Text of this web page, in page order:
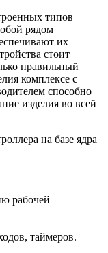
типов
рядом
их
стоит
правильный
комплексе с
способно
изделия во всей
на базе ядра
рабочей
таймеров.